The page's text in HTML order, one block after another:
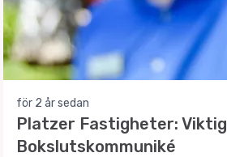
för 2 år sedan
Platzer Fastigheter: Viktig
Bokslutskommuniké